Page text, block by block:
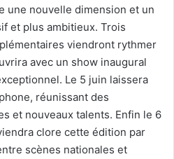
une nouvelle dimension et un
et plus ambitieux. Trois
viendront rythmer
avec un show inaugural
Le 5 juin laissera
réunissant des
et nouveaux talents. Enfin le 6
clore cette édition par
scènes nationales et